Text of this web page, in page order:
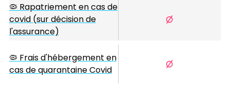
🦠 Rapatriement en cas de
covid (sur décision de
l'assurance)
🦠 Frais d'hébergement en
cas de quarantaine Covid